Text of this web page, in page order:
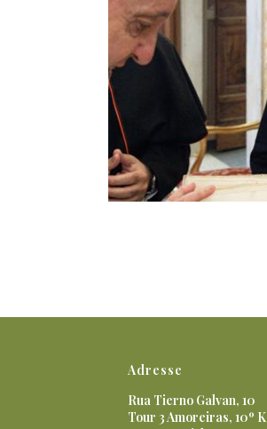
Adresse
Rua Tierno Galvan, 10
Tour 3 Amoreiras, 10º K